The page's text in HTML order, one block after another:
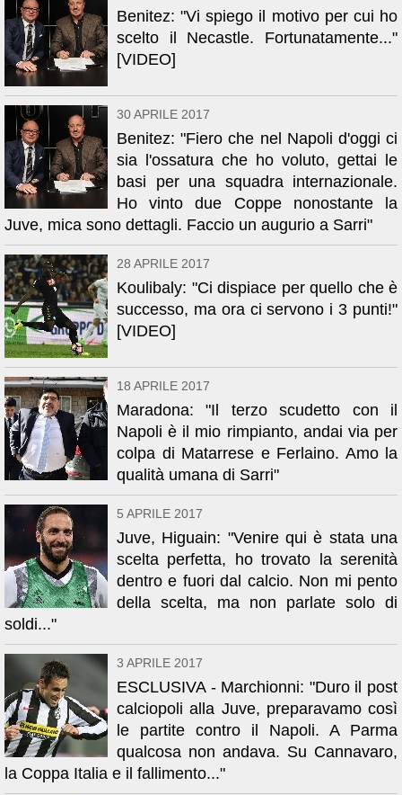
Benitez: "Vi spiego il motivo per cui ho
scelto il Necastle. Fortunatamente..."
[VIDEO]
30 APRILE 2017
Benitez: "Fiero che nel Napoli d'oggi ci
sia l'ossatura che ho voluto, gettai le
basi per una squadra internazionale.
Ho vinto due Coppe nonostante la
Juve, mica sono dettagli. Faccio un augurio a Sarri"
28 APRILE 2017
Koulibaly: "Ci dispiace per quello che è
successo, ma ora ci servono i 3 punti!"
[VIDEO]
18 APRILE 2017
Maradona: "Il terzo scudetto con il
Napoli è il mio rimpianto, andai via per
colpa di Matarrese e Ferlaino. Amo la
qualità umana di Sarri"
5 APRILE 2017
Juve, Higuain: "Venire qui è stata una
scelta perfetta, ho trovato la serenità
dentro e fuori dal calcio. Non mi pento
della scelta, ma non parlate solo di
soldi..."
3 APRILE 2017
ESCLUSIVA - Marchionni: "Duro il post
calciopoli alla Juve, preparavamo così
le partite contro il Napoli. A Parma
qualcosa non andava. Su Cannavaro,
la Coppa Italia e il fallimento..."